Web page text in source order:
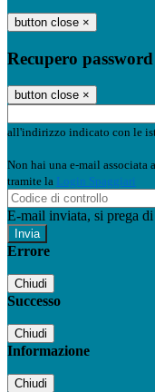
button close ×
Recupero password
button close ×
all'indirizzo indicato con le
Non hai una e-mail associata
tramite la Login Spaggiari
E-mail inviata, si prega
Errore
Chiudi
Successo
Chiudi
Informazione
Chiudi